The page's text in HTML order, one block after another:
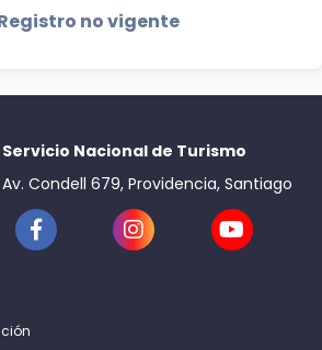
no vigente
Servicio Nacional de Turismo
Av. Condell 679, Providencia, Santiago